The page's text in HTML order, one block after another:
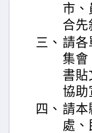
市、
合先
三、 請各
集會
書貼
協助
四、 請本
處、